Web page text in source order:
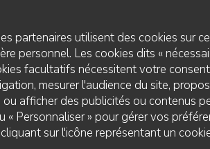
partenaires utilisent des cookies sur
personnel. Les cookies dits «
facultatifs nécessitent votre
mesurer l'audience du site,
afficher des publicités ou contenus
« Personnaliser » pour gérer vos
sur l'icône représentant un
fois.
Service : 5/5 Ambiance: 5/5